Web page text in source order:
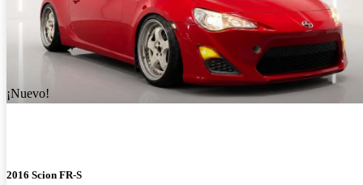
¡Nuevo!
2016 Scion FR-S